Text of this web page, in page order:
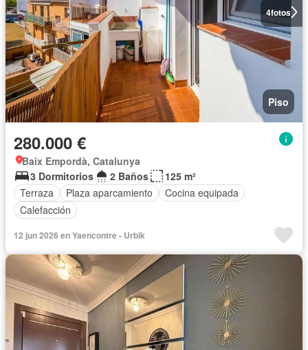
4fotos
Piso
280.000 €
Baix Empordà, Catalunya
3 Dormitorios
2 Baños
125 m²
Terraza
Plaza aparcamiento
Cocina equipada
Calefacción
12 jun 2026 en Yaencontre - Urbik